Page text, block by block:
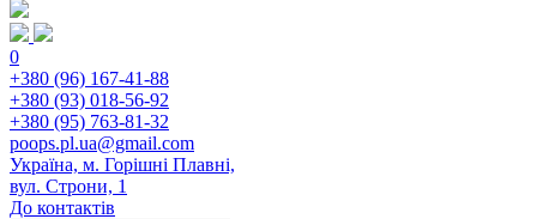
0
+380 (96) 167-41-88
+380 (93) 018-56-92
+380 (95) 763-81-32
poops.pl.ua@gmail.com
Україна, м. Горішні Плавні,
вул. Строни, 1
До контактів